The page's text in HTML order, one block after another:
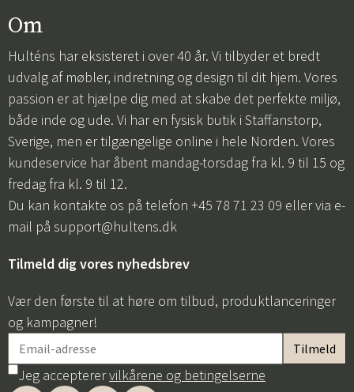
Om
Hulténs har eksisteret i over 40 år. Vi tilbyder et bredt
udvalg af møbler, indretning og design til dit hjem. Vores
passion er at hjælpe dig med at skabe det perfekte miljø,
både inde og ude. Vi har en fysisk butik i Staffanstorp,
Sverige, men er tilgængelige online i hele Norden. Vores
kundeservice har åbent mandag-torsdag fra kl. 9 til 15 og
fredag fra kl. 9 til 12.
Du kan kontakte os på telefon +45 78 71 23 09 eller via e-
mail på support@hultens.dk
Tilmeld dig vores nyhedsbrev
Vær den første til at høre om tilbud, produktlanceringer
og kampagner!
Jeg accepterervilkårene og betingelserne